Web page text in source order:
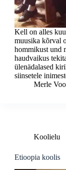
Kell on alles
muusika kõrval
hommikust und
haudvaikus
ülenädalased
siinsetele
Merle
Koolielu
Etioopia koolis